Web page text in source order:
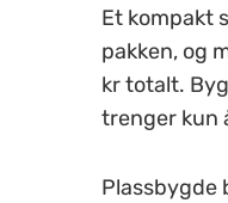
Et kompakt
pakken, og
kr totalt.
trenger kun
Plassbygde